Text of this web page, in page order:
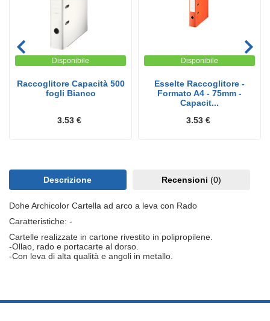
Disponibile
Raccoglitore Capacità 500
fogli Bianco
3.53 €
Disponibile
Esselte Raccoglitore -
Formato A4 - 75mm -
Capacit...
3.53 €
Descrizione Recensioni (0)
Dohe Archicolor Cartella ad arco a leva con Rado
Caratteristiche: -
Cartelle realizzate in cartone rivestito in polipropilene.
-Ollao, rado e portacarte al dorso.
-Con leva di alta qualità e angoli in metallo.